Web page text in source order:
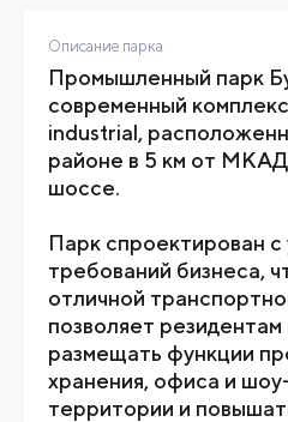
Описание парка
Промышленный парк
современный
industrial,
районе в 5 км от
шоссе.
Парк спроектирован с
требований бизнеса,
отличной
позволяет
размещать функции
хранения, офиса и
территории и